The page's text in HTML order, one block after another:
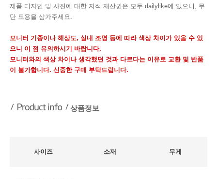
제품 디자인 및 사진에 대한 지적 재산권은 모두 dailylike에 있으니, 무
단 도용을 삼가주세요.
모니터 기종이나 해상도, 실내 조명 등에 따라 색상 차이가 있을 수 있
으니 이 점 유의하시기 바랍니다.
모니터와의 색상 차이나 생각했던 것과 다르다는 이유로 교환 및 반품
이 불가합니다. 신중한 구매 부탁드립니다.
상품정보
사이즈 소재 무게